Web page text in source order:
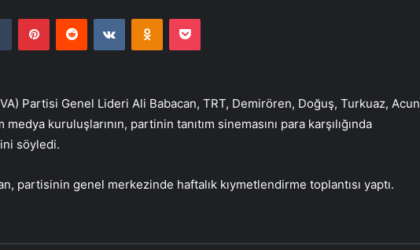
Tumblr PinterestReddit VKontakteOdnoklassniki
Pocket
Partisi Genel Lideri Ali Babacan, TRT, Demirören, Doğuş, Turkuaz, Acun
kuruluşlarının, partinin tanıtım sinemasını para karşılığında
söyledi.
partisinin genel merkezinde haftalık kıymetlendirme toplantısı yaptı.